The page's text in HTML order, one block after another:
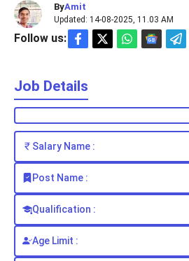
ByAmit
Updated: 14-08-2025, 11.03 AM
Follow us:
Job Details
Salary Name :
Post Name :
Qualification :
Age Limit :